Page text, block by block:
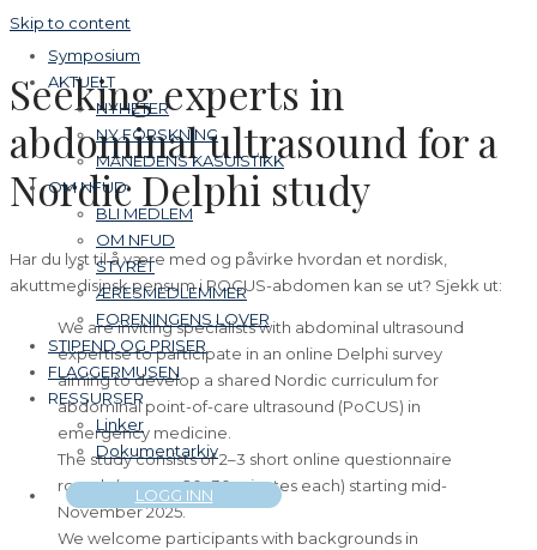
Skip to content
Symposium
AKTUELT
NYHETER
NY FORSKNING
MÅNEDENS KASUISTIKK
OM NFUD
BLI MEDLEM
OM NFUD
STYRET
ÆRESMEDLEMMER
FORENINGENS LOVER
STIPEND OG PRISER
FLAGGERMUSEN
RESSURSER
Linker
Dokumentarkiv
LOGG INN
Seeking experts in
abdominal ultrasound for a
Nordic Delphi study
Har du lyst til å være med og påvirke hvordan et nordisk,
akuttmedisinsk pensum i POCUS-abdomen kan se ut? Sjekk ut:
We are inviting specialists with abdominal ultrasound
expertise to participate in an online Delphi survey
aiming to develop a shared Nordic curriculum for
abdominal point-of-care ultrasound (PoCUS) in
emergency medicine.
The study consists of 2–3 short online questionnaire
rounds (approx. 20–30 minutes each) starting mid-
November 2025.
We welcome participants with backgrounds in